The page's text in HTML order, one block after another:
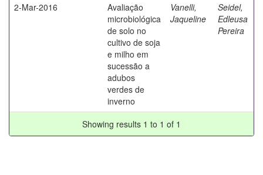
2-Mar-2016
Avaliação
microbiológica
de solo no
cultivo de soja
e milho em
sucessão a
adubos
verdes de
inverno
Vanelli,
Jaqueline
Seidel,
Edleusa
Pereira
Showing results 1 to 1 of 1